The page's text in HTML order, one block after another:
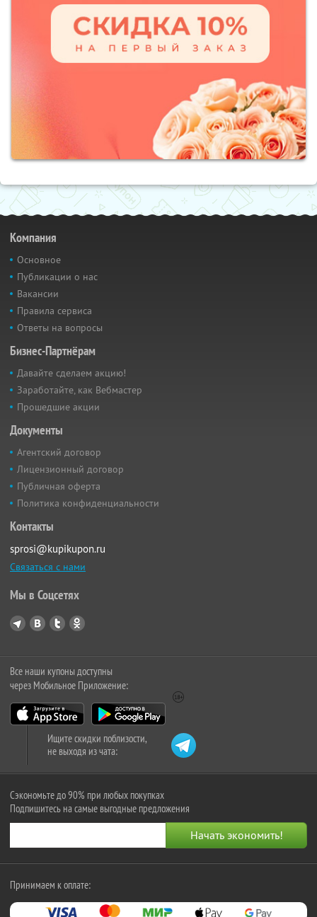
Компания
Основное
Публикации о нас
Вакансии
Правила сервиса
Ответы на вопросы
Бизнес-Партнёрам
Давайте сделаем акцию!
Заработайте, как Вебмастер
Прошедшие акции
Документы
Агентский договор
Лицензионный договор
Публичная оферта
Политика конфиденциальности
Контакты
sprosi@kupikupon.ru
Связаться с нами
Мы в Соцсетях
Все наши купоны доступны
через Мобильное Приложение:
Ищите скидки поблизости,
не выходя из чата:
Сэкономьте до 90% при любых покупках
Подпишитесь на самые выгодные предложения
Принимаем к оплате: